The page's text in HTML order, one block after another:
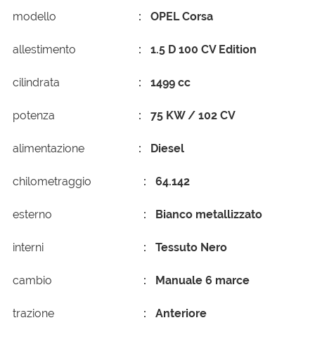
modello OPEL Corsa
allestimento 1.5 D 100 CV Edition
cilindrata 1499 cc
potenza 75 KW / 102 CV
alimentazione Diesel
chilometraggio 64.142
esterno Bianco metallizzato
interni Tessuto Nero
cambio Manuale 6 marce
trazione Anteriore